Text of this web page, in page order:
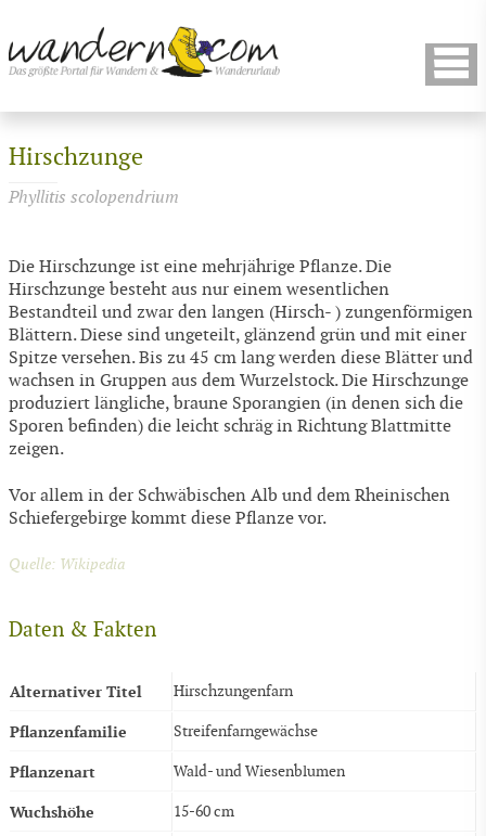
Hirschzunge
Phyllitis scolopendrium
Die Hirschzunge ist eine mehrjährige Pflanze. Die
Hirschzunge besteht aus nur einem wesentlichen
Bestandteil und zwar den langen (Hirsch- ) zungenförmigen
Blättern. Diese sind ungeteilt, glänzend grün und mit einer
Spitze versehen. Bis zu 45 cm lang werden diese Blätter und
wachsen in Gruppen aus dem Wurzelstock. Die Hirschzunge
produziert längliche, braune Sporangien (in denen sich die
Sporen befinden) die leicht schräg in Richtung Blattmitte
zeigen.
Vor allem in der Schwäbischen Alb und dem Rheinischen
Schiefergebirge kommt diese Pflanze vor.
Quelle: Wikipedia
Daten & Fakten
Alternativer Titel Hirschzungenfarn
Pflanzenfamilie Streifenfarngewächse
Pflanzenart Wald- und Wiesenblumen
Wuchshöhe 15-60 cm